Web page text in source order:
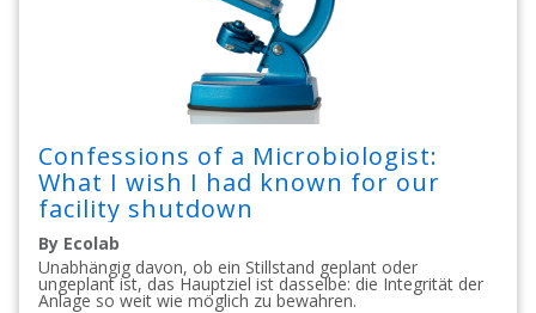
Confessions of a Microbiologist:
What I wish I had known for our
facility shutdown
By Ecolab
Unabhängig davon, ob ein Stillstand geplant oder
ungeplant ist, das Hauptziel ist dasselbe: die Integrität der
Anlage so weit wie möglich zu bewahren.